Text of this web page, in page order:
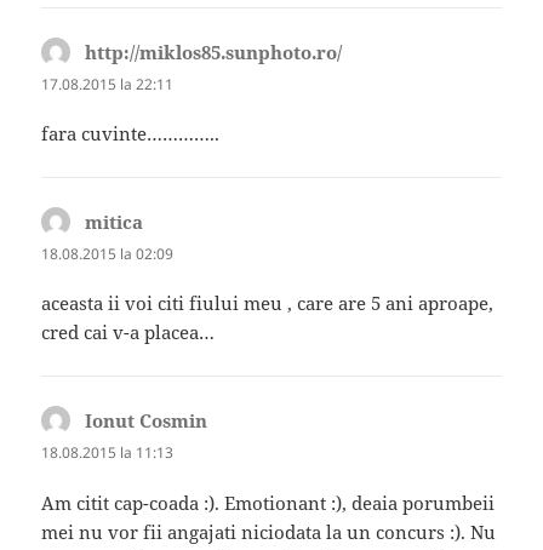
http://miklos85.sunphoto.ro/spune:
17.08.2015 la 22:11
fara cuvinte…………..
mitica
18.08.2015 la 02:09
aceasta ii voi citi fiului meu , care are 5 ani aproape,
cred cai v-a placea…
Ionut Cosmin
18.08.2015 la 11:13
Am citit cap-coada :). Emotionant :), deaia porumbeii
mei nu vor fii angajati niciodata la un concurs :). Nu